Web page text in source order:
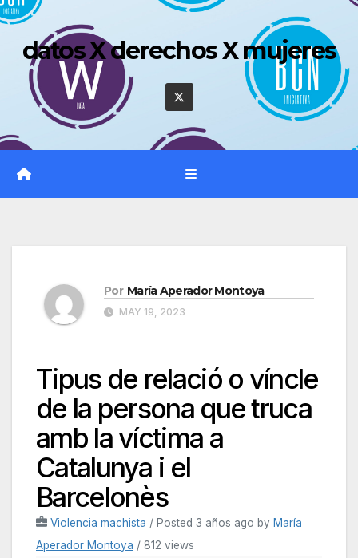
Saltar
contenido
datos X derechos X mujeres
Por María Aperador Montoya
MAY 19, 2023
Tipus de relació o víncle
de la persona que truca
amb la víctima a
Catalunya i el
Barcelonès
Violencia machista / Posted 3 años ago by María
Aperador Montoya / 812 views